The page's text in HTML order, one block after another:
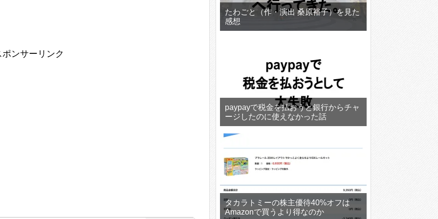
ポンサーリンク
たわごと（作・演出 桑原裕子）を見た
感想
paypayで税金を払おうと銀行からチャ
ージしたのに使えなかった話
タカラトミーの株主優待40%オフは
Amazonで買うより得なのか